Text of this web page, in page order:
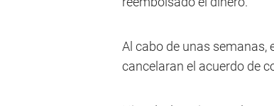
Al cabo de unas semanas,
cancelaran el acuerdo de